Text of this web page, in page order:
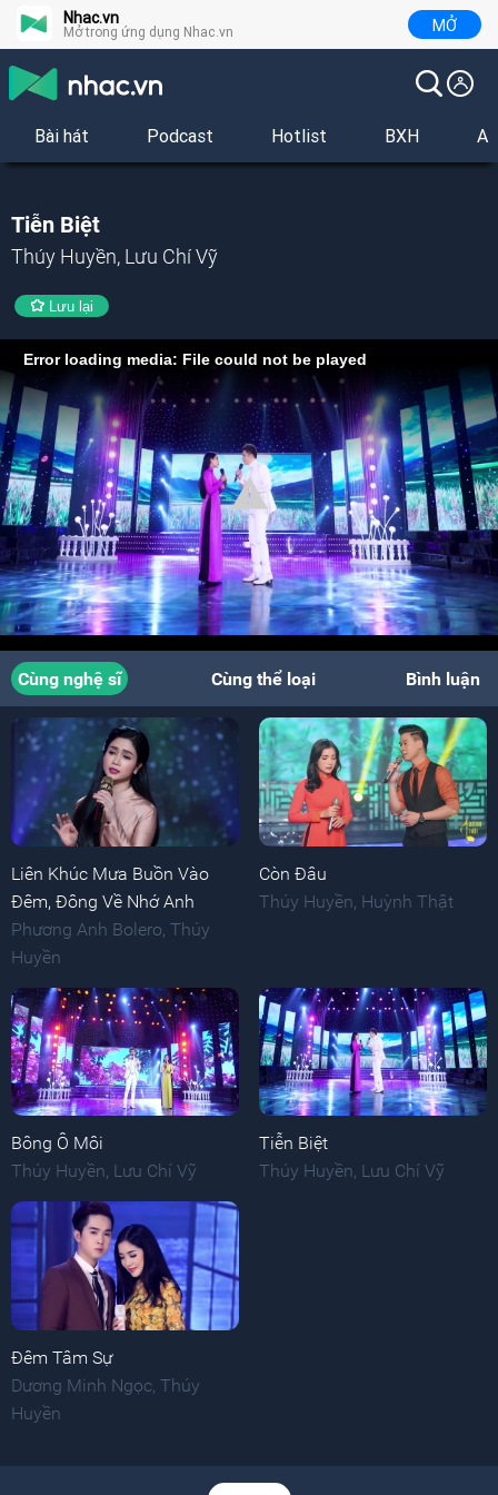
Nhac.vn
Mở trong ứng dụng Nhac.vn MỞ
Bài hát Podcast Hotlist BXH
Tiễn Biệt
Thúy Huyền, Lưu Chí Vỹ
Lưu lại
Error loading media: File could not be played
Cùng nghệ sĩ Cùng thể loại Bình luận
Liên Khúc Mưa Buồn Vào
Đêm, Đông Về Nhớ Anh
Phương Anh Bolero Thúy
Huyền
Còn Đâu
Thúy Huyền Huỳnh Thật
Bông Ô Môi
Thúy Huyền, Lưu Chí Vỹ
Tiễn Biệt
Thúy Huyền, Lưu Chí Vỹ
Đêm Tâm Sự
Dương Minh Ngọc Thúy
Huyền